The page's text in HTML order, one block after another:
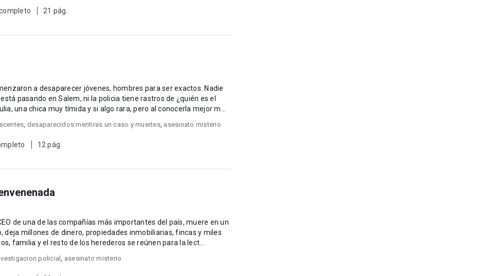
21 pág.
a desaparecer jóvenes, hombres para ser exactos. Nadie
pasando en Salem, ni la policia tiene rastros de ¿quién es el
a Julia, una chica muy tímida y si algo rara, pero al conocerla mejor m...
, desaparecidos mentiras un caso y muertes, asesinato misterio
12 pág.
de una de las compañías más importantes del país, muere en un
de dinero, propiedades inmobiliarias, fincas y miles
familia y el resto de los herederos se reúnen para la lect...
policial, asesinato misterio